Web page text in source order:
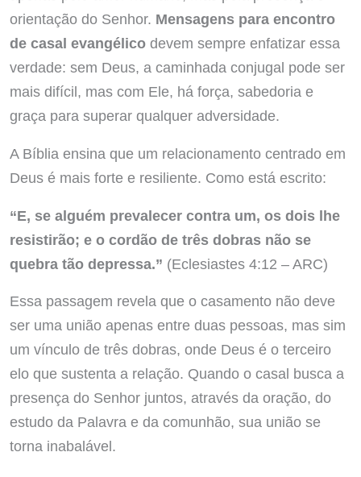
orientação do Senhor. Mensagens para encontro
de casal evangélicodevem sempre enfatizar essa
verdade: sem Deus, a caminhada conjugal pode ser
mais difícil, mas com Ele, há força, sabedoria e
graça para superar qualquer adversidade.
A Bíblia ensina que um relacionamento centrado em
Deus é mais forte e resiliente. Como está escrito:
“E, se alguém prevalecer contra um, os dois lhe
resistirão; e o cordão de três dobras não se
quebra tão depressa.” (Eclesiastes 4:12 – ARC)
Essa passagem revela que o casamento não deve
ser uma união apenas entre duas pessoas, mas sim
um vínculo de três dobras, onde Deus é o terceiro
elo que sustenta a relação. Quando o casal busca a
presença do Senhor juntos, através da oração, do
estudo da Palavra e da comunhão, sua união se
torna inabalável.